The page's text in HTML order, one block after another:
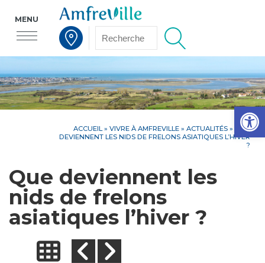
Voir la carte interactive
MENU
ACCUEIL » VIVRE À AMFREVILLE » ACTUALITÉS » QUE
DEVIENNENT LES NIDS DE FRELONS ASIATIQUES L’HIVER
?
Que deviennent les
nids de frelons
asiatiques l’hiver ?